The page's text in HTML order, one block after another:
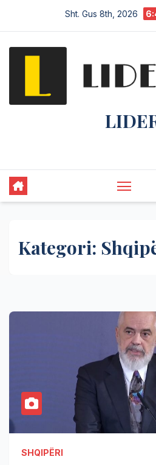
Sht. Gus 8th, 2026
Kategori:
SHQIPËRI